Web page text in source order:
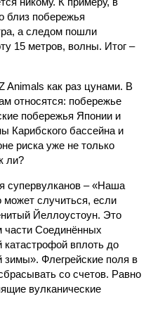
близ побережья
а следом пошли
15 метров, волны. Итог –
Animals как раз цунами. В
относятся: побережье
побережья Японии и
Карибского бассейна и
риска уже не только
ли?
супервулканов – «Наша
может случиться, если
Йеллоустоун. Это
части Соединённых
вплоть до
зимы». Флегрейские поля в
со счетов. Равно
вулканические